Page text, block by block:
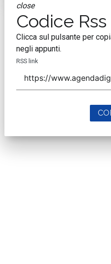
close
Codice Rss
Clicca sul pulsante per
negli appunti.
RSS link